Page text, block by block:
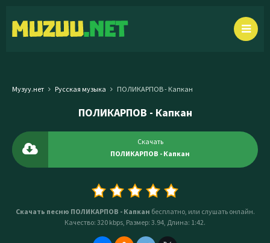
Музуу.нет Русская музыка ПОЛИКАРПОВ - Капкан
ПОЛИКАРПОВ - Капкан
Скачать
ПОЛИКАРПОВ - Капкан
Скачать песню ПОЛИКАРПОВ - Капкан бесплатно, или слушать онлайн.
Качество: 320 kbps, Размер: 3.94, Длина: 1:42.